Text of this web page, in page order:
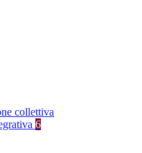
collettiva
6